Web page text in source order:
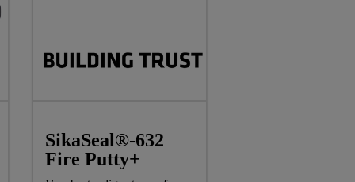
SikaSeal®-632
Fire Putty+